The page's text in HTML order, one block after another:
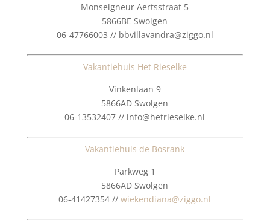
Monseigneur Aertsstraat 5
5866BE Swolgen
06-47766003 // bbvillavandra@ziggo.nl
Vakantiehuis Het Rieselke
Vinkenlaan 9
5866AD Swolgen
06-13532407 // info@hetrieselke.nl
Vakantiehuis de Bosrank
Parkweg 1
5866AD Swolgen
06-41427354 //wiekendiana@ziggo.nl